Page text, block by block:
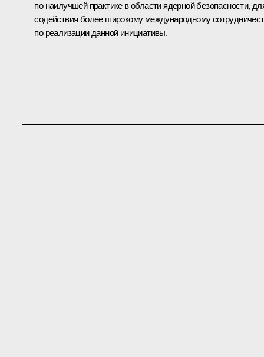
по наилучшей практике в области ядерной безопасности,
содействия более широкому международному
по реализации данной инициативы.